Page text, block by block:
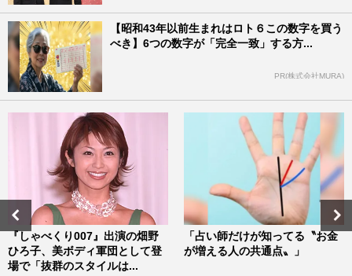
【昭和43年以前生まれはロト６この数字を買う
べき】6つの数字が「完全一致」する方...
PR(株式会社MURA)
『しゃべくり007』出演の畑野
ひろ子、美ボディ軍団として登
場で「抜群のスタイルは...
「占い師だけが知ってる〝お金
が増える人の共通点〟」